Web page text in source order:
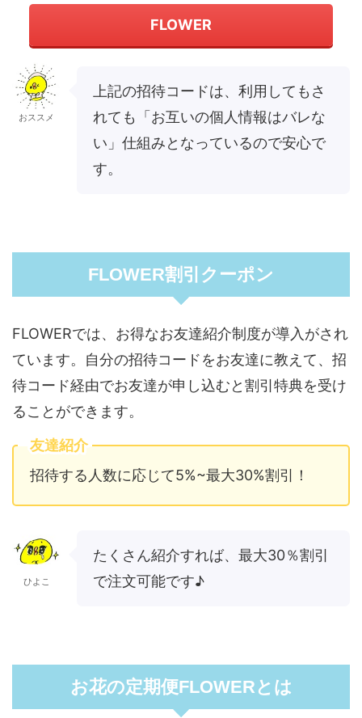
FLOWER
おススメ
上記の招待コードは、利用してもさ
れても「お互いの個人情報はバレな
い」仕組みとなっているので安心で
す。
FLOWER割引クーポン
FLOWERでは、お得なお友達紹介制度が導入がされ
ています。自分の招待コードをお友達に教えて、招
待コード経由でお友達が申し込むと割引特典を受け
ることができます。
友達紹介
招待する人数に応じて5%~最大30%割引！
ひよこ
たくさん紹介すれば、最大30％割引
で注文可能です♪
お花の定期便FLOWERとは